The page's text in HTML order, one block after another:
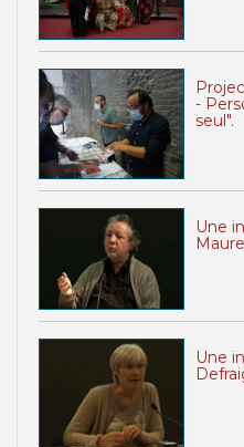
-
seul".
Une
Une